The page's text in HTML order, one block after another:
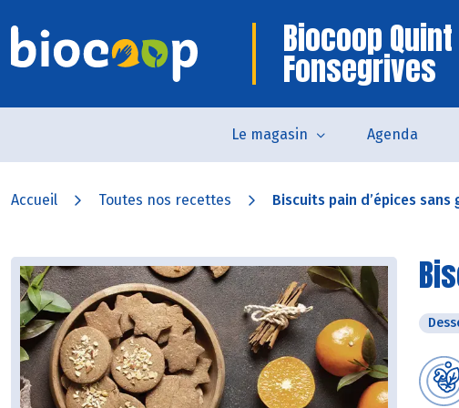
Biocoop Quint
Fonsegrives
Le magasin Agenda
Accueil Toutes nos recettes Biscuits pain d’épices sans